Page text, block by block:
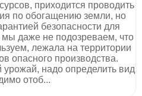
приходится проводить
по обогащению земли, но
безопасности для
даже не подозреваем, что
лежала на территории
опасного производства.
надо определить вид
отоб...